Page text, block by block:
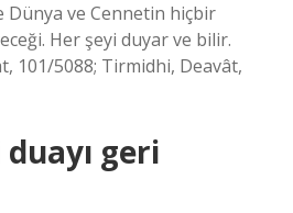
Dünya ve Cennetin hiçbir
Her şeyi duyar ve bilir.
101/5088; Tirmidhi, Deavât,
geri